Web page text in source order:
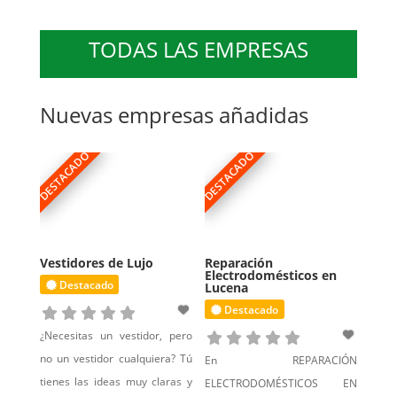
de caballos, decoración de
salones y mesas para
cumpleaños y bodas,
servicio de catering,
animación, coros rocieros,
TODAS LAS EMPRESAS
Nuevas empresas añadidas
DESTACADO
Vestidores de Lujo
Destacado
¿Necesitas un vestidor, pero
no un vestidor cualquiera? Tú
tienes las ideas muy claras y
DESTACADO
Reparación
Electrodomésticos en
Lucena
Destacado
En REPARACIÓN
ELECTRODOMÉSTICOS EN